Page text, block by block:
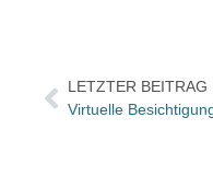
LETZTER BEITRAG